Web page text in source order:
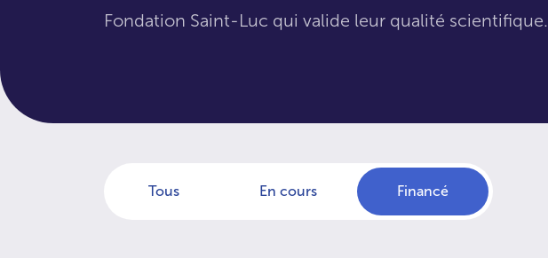
Fondation Saint-Luc qui valide leur qualité scientifique.
Tous En cours Financé